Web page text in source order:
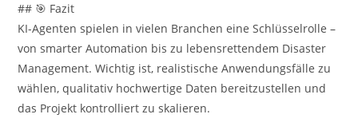
## 🎯 Fazit
KI-Agenten spielen in vielen Branchen eine Schlüsselrolle –
von smarter Automation bis zu lebensrettendem Disaster
Management. Wichtig ist, realistische Anwendungsfälle zu
wählen, qualitativ hochwertige Daten bereitzustellen und
das Projekt kontrolliert zu skalieren.